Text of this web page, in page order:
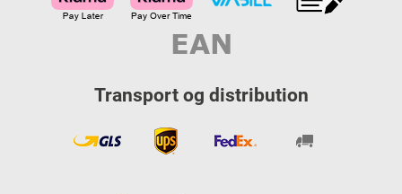
Transport og distribution